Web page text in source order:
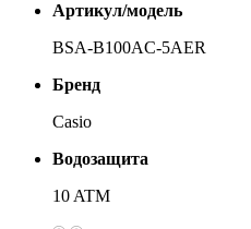
Артикул/модель
BSA-B100AC-5AER
Бренд
Casio
Водозащита
10 ATM